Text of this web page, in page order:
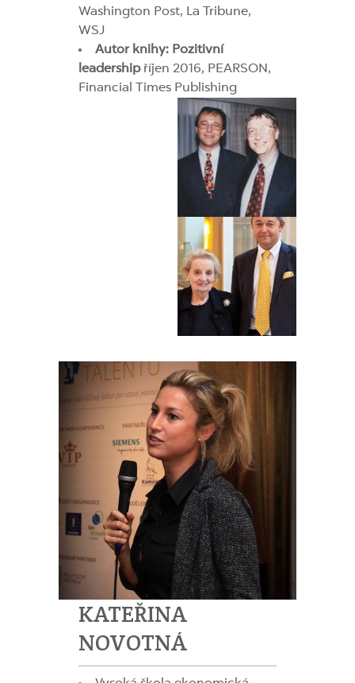
Washington Post, La Tribune,
WSJ
Autor knihy: Pozitivní
leadershipříjen 2016, PEARSON,
Financial Times Publishing
KATEŘINA
NOVOTNÁ